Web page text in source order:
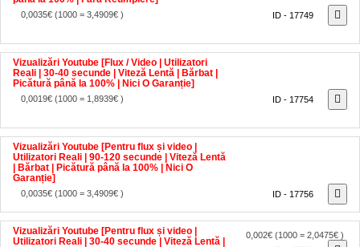
0,0035€(1000 = 3,4909€ )
Vizualizări Youtube [Flux / Video | Utilizatori
Reali | 30-40 secunde | Viteză Lentă | Bărbat |
Picătură până la 100% | Nici O Garanție]
0,0019€(1000 = 1,8939€ )
Vizualizări Youtube [Pentru flux și video |
Utilizatori Reali | 90-120 secunde | Viteză Lentă
| Bărbat | Picătură până la 100% | Nici O
Garanție]
0,0035€(1000 = 3,4909€ )
Vizualizări Youtube [Pentru flux și video |
Utilizatori Reali | 30-40 secunde | Viteză Lentă |
Belarus | Drop Posibil | Nici O Garanție]
0,002€(1000 = 2,0475€ )
ID - 17789